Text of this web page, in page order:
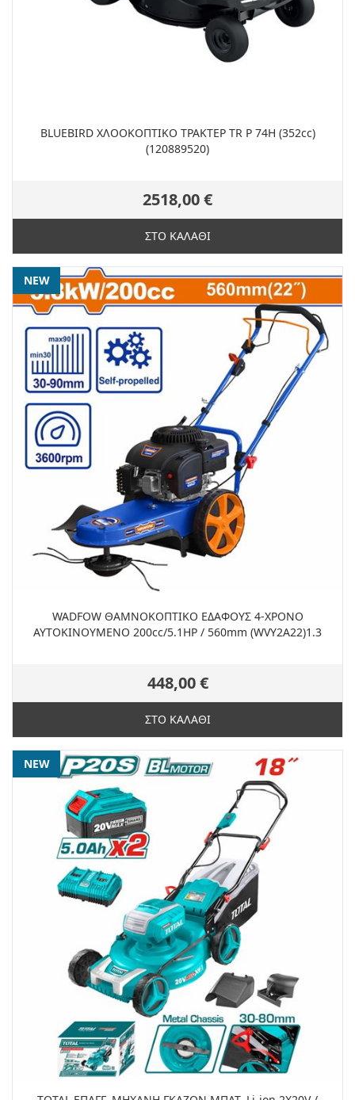
BLUEBIRD ΧΛΟΟΚΟΠΤΙΚΟ ΤΡΑΚΤΕΡ TR P 74H (352cc)
(120889520)
2518,00 €
ΣΤΟ ΚΑΛΑΘΙ
NEW
WADFOW ΘΑΜΝΟΚΟΠΤΙΚΟ ΕΔΑΦΟΥΣ 4-ΧΡΟΝΟ
ΑΥΤΟΚΙΝΟΥΜΕΝΟ 200cc/5.1HP / 560mm (WVY2A22)1.3
448,00 €
ΣΤΟ ΚΑΛΑΘΙ
NEW